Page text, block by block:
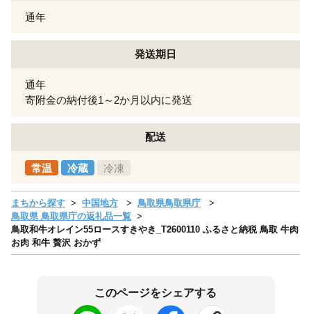
通年
発送期日
通年
寄附金の納付後1～2か月以内に発送
配送
常温 冷蔵 冷凍
まちから探す 中国地方
鳥取県鳥取県庁
鳥取県 鳥取県庁の返礼品一覧
鳥取和牛オレイン55ロースすきやき_T2600110 ふるさと納税 鳥取 牛肉
お肉 和牛 贅沢 おかず
このページをシェアする